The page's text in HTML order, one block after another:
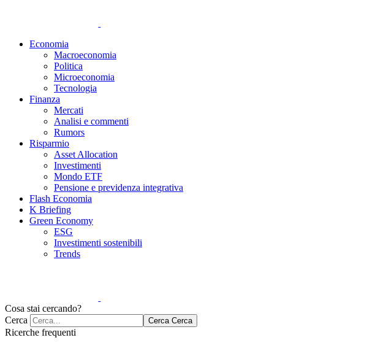
Economia
Macroeconomia
Politica
Microeconomia
Tecnologia
Finanza
Mercati
Analisi e commenti
Rumors
Risparmio
Asset Allocation
Investimenti
Mondo ETF
Pensione e previdenza integrativa
Flash Economia
K Briefing
Green Economy
ESG
Investimenti sostenibili
Trends
Cosa stai cercando?
Cerca
Cerca Cerca
Ricerche frequenti